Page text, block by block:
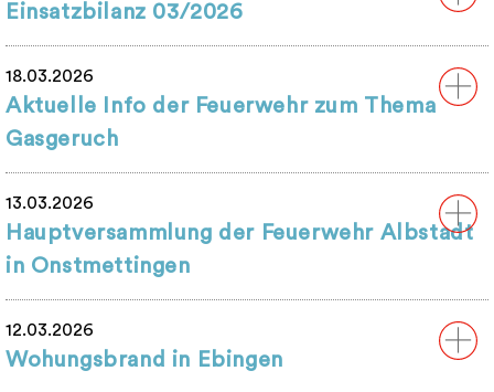
Einsatzbilanz 03/2026
18.03.2026
Aktuelle Info der Feuerwehr zum Thema
Gasgeruch
13.03.2026
Hauptversammlung der Feuerwehr Albstadt
in Onstmettingen
12.03.2026
Wohungsbrand in Ebingen